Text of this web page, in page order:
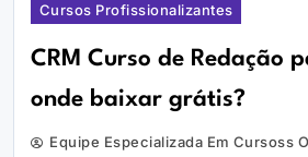
Cursos Profissionalizantes
CRM Curso de Redação
onde baixar grátis?
Equipe Especializada Em Cursoss